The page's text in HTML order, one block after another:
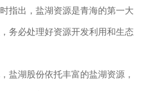
出，盐湖资源是青海的第一大
务必处理好资源开发利用和生态
湖股份依托丰富的盐湖资源，